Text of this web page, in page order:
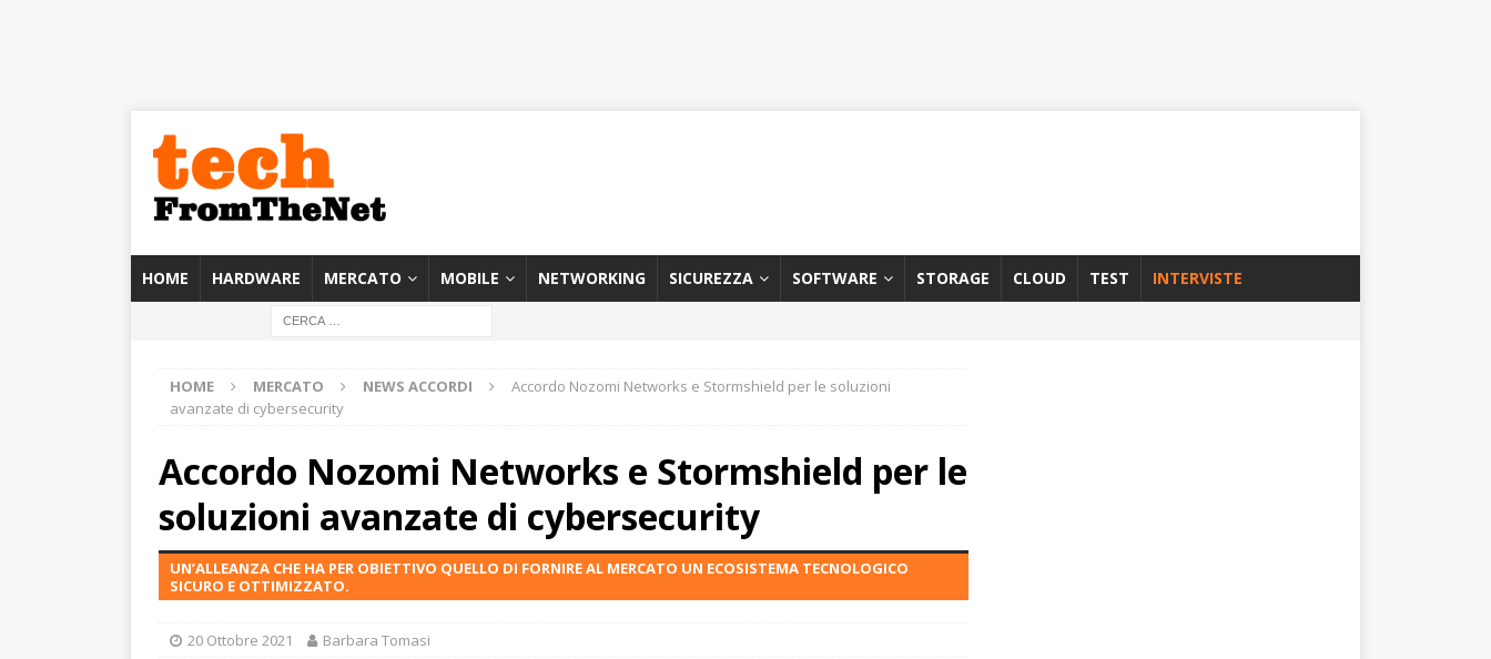
HOME HARDWARE MERCATO MOBILE NETWORKING SICUREZZA SOFTWARE STORAGE CLOUD TEST INTERVISTE
HOME MERCATO NEWS ACCORDI
Accordo Nozomi Networks e Stormshield per le soluzioni
avanzate di cybersecurity
Accordo Nozomi Networks e Stormshield per le
soluzioni avanzate di cybersecurity
UN’ALLEANZA CHE HA PER OBIETTIVO QUELLO DI FORNIRE AL MERCATO UN ECOSISTEMA TECNOLOGICO
SICURO E OTTIMIZZATO.
20 Ottobre 2021 Barbara Tomasi